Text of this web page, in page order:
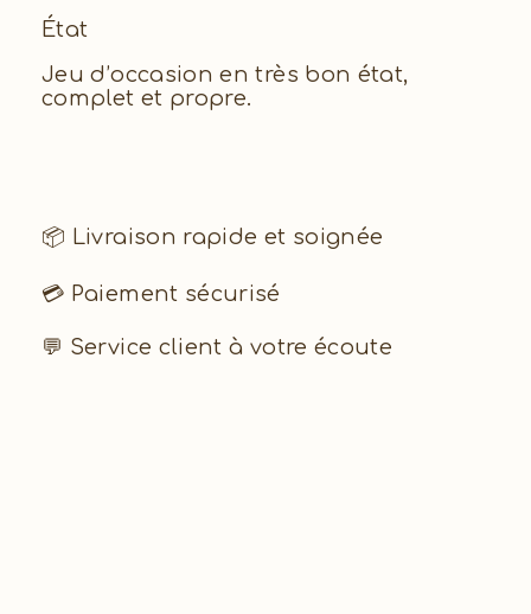
État
Jeu d’occasion en très bon état,
complet et propre.
📦 Livraison rapide et soignée
💳 Paiement sécurisé
💬 Service client à votre écoute